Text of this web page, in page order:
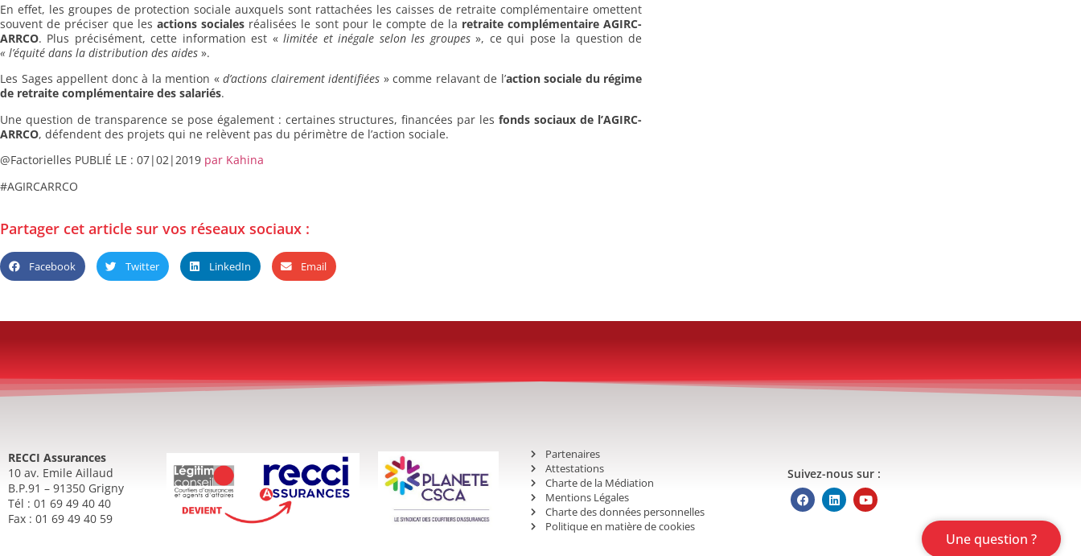
En effet, les groupes de protection sociale auxquels sont rattachées les caisses de retraite complémentaire omettent
souvent de préciser que lesactions sociales réalisées le sont pour le compte de la retraite complémentaire AGIRC-
ARRCO. Plus précisément, cette information est «limitée et inégale selon les groupes», ce qui pose la question de
« l’équité dans la distribution des aides ».
Les Sages appellent donc à la mention « d’actions clairement identifiées » comme relavant de l’actionsociale du régime
de retraite complémentaire des salariés.
Une question de transparence se pose également : certaines structures, financées par lesfonds sociaux de l’AGIRC-
ARRCO, défendent des projets qui ne relèvent pas du périmètre de l’action sociale.
@Factorielles PUBLIÉ LE : 07|02|2019 par Kahina
#AGIRCARRCO
Partager cet article sur vos réseaux sociaux :
Facebook Twitter LinkedIn Email
RECCI Assurances
10 av. Emile Aillaud
B.P.91 – 91350 Grigny
Tél : 01 69 49 40 40
Fax : 01 69 49 40 59
Partenaires
Attestations
Charte de la Médiation
Mentions Légales
Charte des données personnelles
Politique en matière de cookies
Une question ?
Suivez-nous sur :